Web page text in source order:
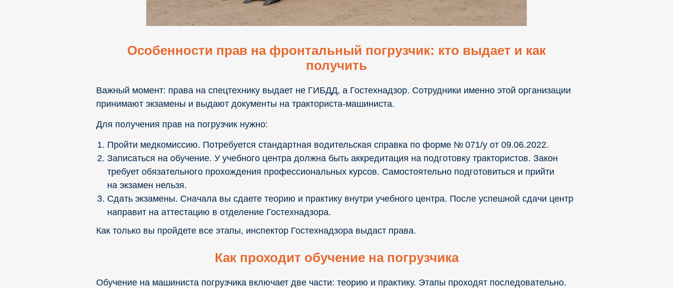
Особенности прав на фронтальный погрузчик: кто выдает и как
получить
Важный момент: права на спецтехнику выдает не ГИБДД, а Гостехнадзор. Сотрудники именно этой организации
принимают экзамены и выдают документы на тракториста-машиниста.
Для получения прав на погрузчик нужно:
Пройти медкомиссию. Потребуется стандартная водительская справка по форме № 071/у от 09.06.2022.
Записаться на обучение. У учебного центра должна быть аккредитация на подготовку трактористов. Закон
требует обязательного прохождения профессиональных курсов. Самостоятельно подготовиться и прийти
на экзамен нельзя.
Сдать экзамены. Сначала вы сдаете теорию и практику внутри учебного центра. После успешной сдачи центр
направит на аттестацию в отделение Гостехнадзора.
Как только вы пройдете все этапы, инспектор Гостехнадзора выдаст права.
Как проходит обучение на погрузчика
Обучение на машиниста погрузчика включает две части: теорию и практику. Этапы проходят последовательно.